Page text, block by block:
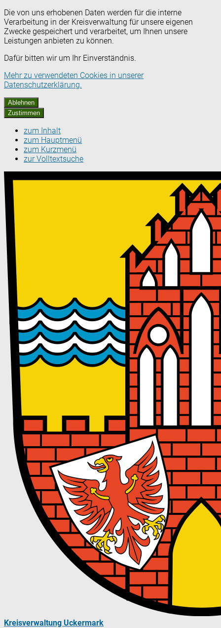
Die von uns erhobenen Daten werden für die interne
Verarbeitung in der Kreisverwaltung für unsere eigenen
Zwecke gespeichert und verarbeitet, um Ihnen unsere
Leistungen anbieten zu können.
Dafür bitten wir um Ihr Einverständnis.
Mehr zu verwendeten Cookies in unserer
Datenschutzerklärung.
Ablehnen
Zustimmen
zum Inhalt
zum Hauptmenü
zum Kurzmenü
zur Volltextsuche
Kreisverwaltung Uckermark